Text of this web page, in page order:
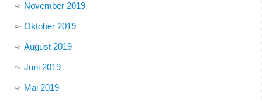
November 2019
Oktober 2019
August 2019
Juni 2019
Mai 2019